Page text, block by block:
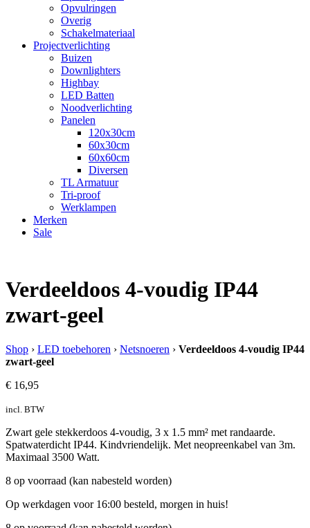
Opvulringen
Overig
Schakelmateriaal
Projectverlichting
Buizen
Downlighters
Highbay
LED Batten
Noodverlichting
Panelen
120x30cm
60x30cm
60x60cm
Diversen
TL Armatuur
Tri-proof
Werklampen
Merken
Sale
Verdeeldoos 4-voudig IP44
zwart-geel
Shop › LED toebehoren › Netsnoeren › Verdeeldoos 4-voudig IP44
zwart-geel
€ 16,95
incl. BTW
Zwart gele stekkerdoos 4-voudig, 3 x 1.5 mm² met randaarde.
Spatwaterdicht IP44. Kindvriendelijk. Met neopreenkabel van 3m.
Maximaal 3500 Watt.
8 op voorraad (kan nabesteld worden)
Op werkdagen voor 16:00 besteld, morgen in huis!